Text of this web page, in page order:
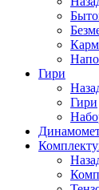
Гири
Гири